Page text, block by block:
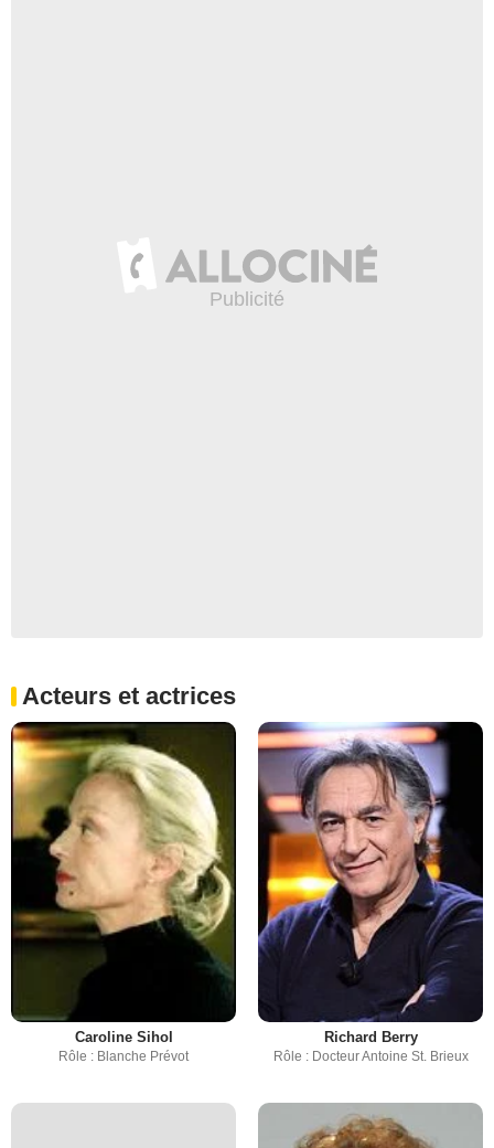
Acteurs et actrices
Caroline Sihol
Rôle : Blanche Prévot
Richard Berry
Rôle : Docteur Antoine St. Brieux